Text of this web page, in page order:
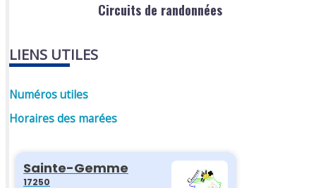
Circuits de randonnées
LIENS UTILES
Numéros utiles
Horaires des marées